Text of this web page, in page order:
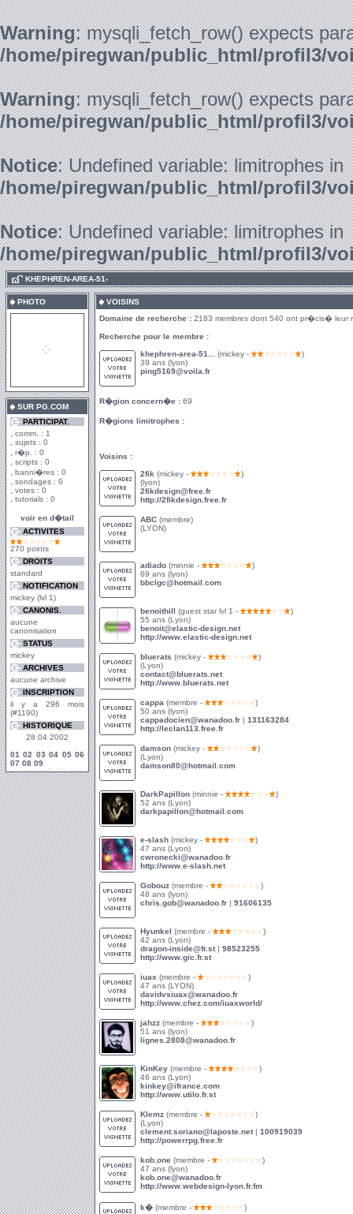
Warning: mysqli_fetch_row() expects
/home/piregwan/public_html/profil3/
Warning: mysqli_fetch_row() expects
/home/piregwan/public_html/profil3/
Notice: Undefined variable: limitrophes in
/home/piregwan/public_html/profil3/
Notice: Undefined variable: limitrophes in
/home/piregwan/public_html/profil3/
KHEPHREN-AREA-51-
PHOTO
SUR PG.COM
PARTICIPAT.
comm. : 1
sujets : 0
r�p. : 0
scripts : 0
banni�res : 0
sondages : 0
votes : 0
tutorials : 0
voir en d�tail
ACTIVITES
270 points
DROITS
standard
NOTIFICATION
mickey (lvl 1)
CANONIS.
aucune
canonisation
STATUS
mickey
ARCHIVES
aucune archive
INSCRIPTION
il y a 296 mois
(#1190)
HISTORIQUE
28 04 2002
01 02 03 04 05 06
07 08 09
VOISINS
Domaine de recherche : 2183 membres dont 540 ont pr�cis� leur
Recherche pour le membre :
khephren-area-51...
(mickey -
)
39 ans (lyon)
ping5169@voila.fr
R�gion concern�e : 69
R�gions limitrophes :
Voisins :
2fik (mickey -
)
(lyon)
2fikdesign@free.fr
http://2fikdesign.free.fr
ABC (membre)
(LYON)
adiado (minnie -
)
69 ans (lyon)
bbclgc@hotmail.com
benoithill (guest star lvl 1 -
)
55 ans (Lyon)
benoit@elastic-design.net
http://www.elastic-design.net
bluerats (mickey -
)
(Lyon)
contact@bluerats.net
http://www.bluerats.net
cappa (membre -
)
50 ans (lyon)
cappadocien@wanadoo.fr | 131163284
http://leclan113.free.fr
damson (mickey -
)
(Lyon)
damson80@hotmail.com
DarkPapillon (minnie -
)
52 ans (Lyon)
darkpapillon@hotmail.com
e-slash (mickey -
)
47 ans (Lyon)
cwronecki@wanadoo.fr
http://www.e-slash.net
Gobouz (membre -
)
48 ans (lyon)
chris.gob@wanadoo.fr | 91606135
Hyunkel (membre -
)
42 ans (Lyon)
dragon-inside@fr.st| 98523255
http://www.gic.fr.st
iuax (membre -
)
47 ans (LYON)
davidvsiuax@wanadoo.fr
http://www.chez.com/iuaxworld/
jahzz (membre -
)
51 ans (lyon)
lignes.2808@wanadoo.fr
KinKey (membre -
)
46 ans (Lyon)
kinkey@ifrance.com
http://www.utilo.fr.st
Klemz (membre -
)
(Lyon)
clement.soriano@laposte.net| 100919039
http://powerrpg.free.fr
kob.one (membre -
)
47 ans (lyon)
kob.one@wanadoo.fr
http://www.webdesign-lyon.fr.fm
k� (membre -
)